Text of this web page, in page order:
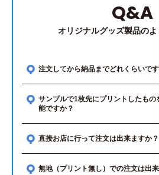
Q&A
オリジナルグッズ製品のよ
注文してから納品までどれくらいで
サンプルで1枚先にプリントしたもの
能ですか？
直接お店に行って注文は出来ますか？
無地（プリント無し）での注文は出